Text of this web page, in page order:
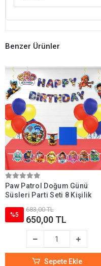
Benzer Ürünler
Paw Patrol Doğum Günü
Süsleri Parti Seti 8 Kişilik
%5
683,00 TL
650,00 TL
Sepete Ekle